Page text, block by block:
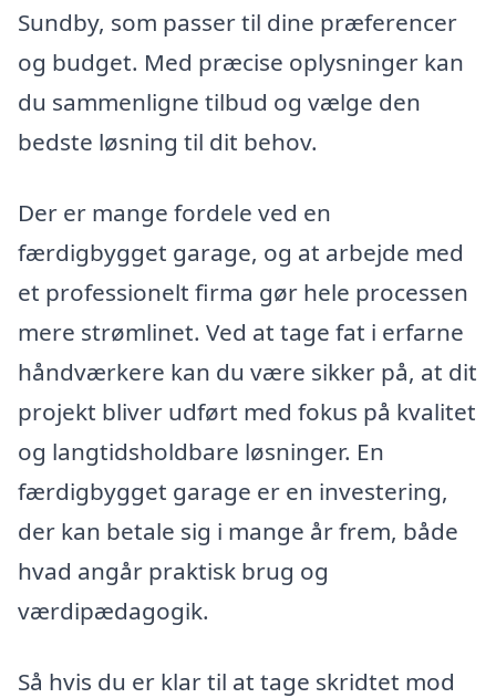
Sundby, som passer til dine præferencer
og budget. Med præcise oplysninger kan
du sammenligne tilbud og vælge den
bedste løsning til dit behov.
Der er mange fordele ved en
færdigbygget garage, og at arbejde med
et professionelt firma gør hele processen
mere strømlinet. Ved at tage fat i erfarne
håndværkere kan du være sikker på, at dit
projekt bliver udført med fokus på kvalitet
og langtidsholdbare løsninger. En
færdigbygget garage er en investering,
der kan betale sig i mange år frem, både
hvad angår praktisk brug og
værdipædagogik.
Så hvis du er klar til at tage skridtet mod